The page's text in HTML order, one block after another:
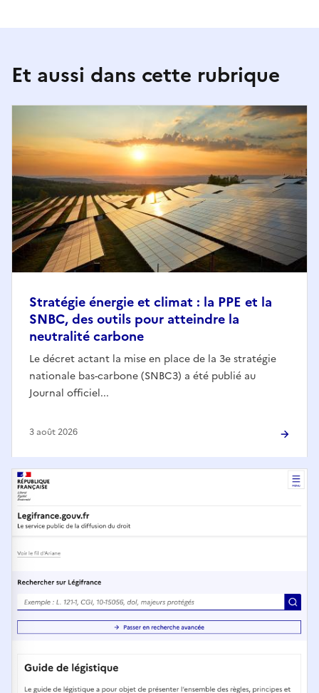
Et aussi dans cette rubrique
Stratégie énergie et climat : la PPE et la
SNBC, des outils pour atteindre la
neutralité carbone
Le décret actant la mise en place de la 3e stratégie
nationale bas-carbone (SNBC3) a été publié au
Journal officiel...
3 août 2026